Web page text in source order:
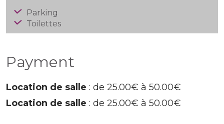
Parking
Toilettes
Payment
Location de salle : de 25.00€ à 50.00€
Location de salle : de 25.00€ à 50.00€